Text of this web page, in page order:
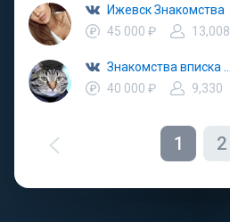
Ижевск Знакомства
45 000 ₽
13,008
40 000 ₽
9,330
1 2